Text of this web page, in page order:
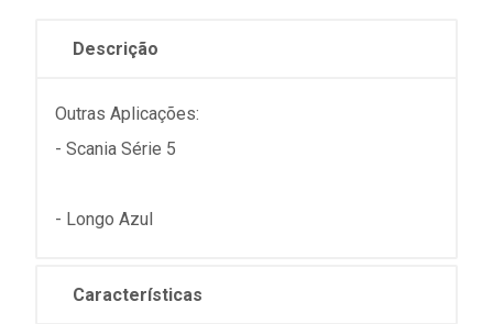
Descrição
Outras Aplicações:
- Scania Série 5
- Longo Azul
Características